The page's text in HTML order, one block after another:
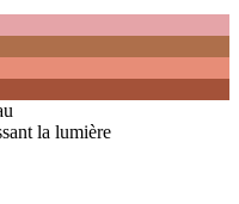
la lumière